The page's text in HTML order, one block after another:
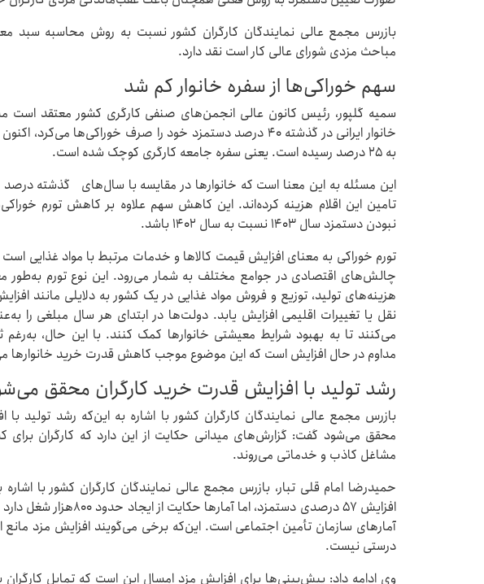
بازرس مجمع عالی نمایندگان کارگران کشور نسبت به روش محاسبه سبد
مباحث مزدی شورای عالی کار است نقد دارد.
سهم خوراکی‌ها از سفره خانوار کم شد
سمیه گلپور، رئیس کانون عالی انجمن‌های صنفی کارگری کشور معتقد است
خانوار ایرانی در گذشته ۴۰ درصد دستمزد خود را صرف خوراکی‌ها
به ۲۵ درصد رسیده است. یعنی سفره جامعه کارگری کوچک شده است.
این مسئله به این معنا است که خانوارها در مقایسه با سال‌های گذشته درصد
تامین این اقلام هزینه کرده‌اند. این کاهش سهم علاوه بر کاهش تورم
نبودن دستمزد سال ۱۴۰۳ نسبت به سال ۱۴۰۲ باشد.
تورم خوراکی به معنای افزایش قیمت کالاها و خدمات مرتبط با مواد غذایی است
چالش‌های اقتصادی در جوامع مختلف به شمار می‌رود. این نوع تورم به‌طور
هزینه‌های تولید، توزیع و فروش مواد غذایی در یک کشور به دلایلی مانند
نقل یا تغییرات اقلیمی افزایش یابد. دولت‌ها در ابتدای هر سال مبلغی را
می‌کنند تا به بهبود شرایط معیشتی خانوارها کمک کنند. با این حال، به‌رغم
مداوم در حال افزایش است که این موضوع موجب کاهش قدرت خرید خانوارها
رشد تولید با افزایش قدرت خرید کارگران محقق
بازرس مجمع عالی نمایندگان کارگران کشور با اشاره به این‌که رشد تولید با
محقق می‌شود گفت: گزارش‌های میدانی حکایت از این دارد که کارگران
مشاغل کاذب و خدماتی می‌روند.
افزایش ۵۷ درصدی دستمزد، اما
آمارهای سازمان تأمین اجتماعی است. این‌که برخی می‌گویند افزایش مزد مانع
درستی نیست.
وی ادامه داد: پیش‌بینی‌ها برای افزایش مزد امسال این است که تمایل